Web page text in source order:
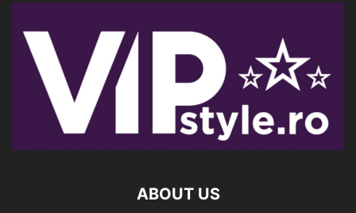
ABOUT US